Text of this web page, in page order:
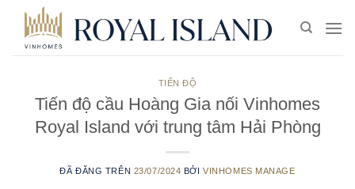
Chuyển
TIẾN ĐỘ
Tiến độ cầu Hoàng Gia nối Vinhomes
Royal Island với trung tâm Hải Phòng
ĐÃ ĐĂNG TRÊN 23/07/2024 BỞIVINHOMES MANAGE